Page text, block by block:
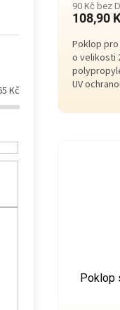
Kč
90 Kč bez
108,90
Poklop
o velikosti
UV
Poklop